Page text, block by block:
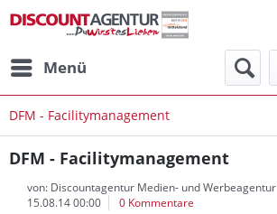
Menü
DFM - Facilitymanagement
DFM - Facilitymanagement
von: Discountagentur Medien- und Werbeagentur
15.08.14 00:00
0 Kommentare